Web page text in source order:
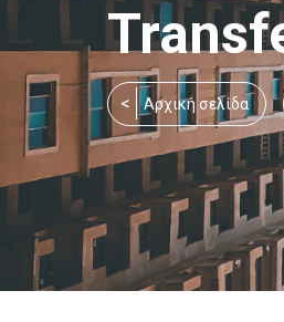
You are here:
Aρχική σελίδα